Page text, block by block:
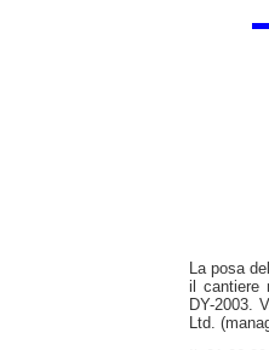
La posa
il cantiere
DY-2003.
Ltd.